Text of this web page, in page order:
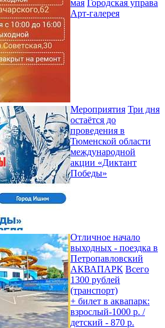
мая Городская управа
Арт-галерея
Мероприятия Три дня
остаётся до
проведения в
Тюменской области
международной
акции «Диктант
Победы»
Отличное начало
выходных - поездка в
Петропавловский
АКВАПАРК Всего
1300 рублей
(транспорт)
+ билет в аквапарк:
взрослый-1000 р. /
детский - 870 р.